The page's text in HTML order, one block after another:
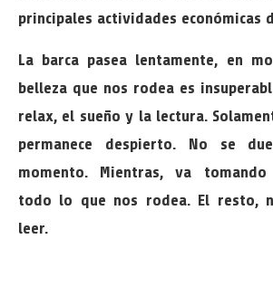
principales actividades económicas
La barca pasea lentamente, en
belleza que nos rodea es
relax, el sueño y la lectura.
permanece despierto. No se
momento. Mientras, va
todo lo que nos rodea. El resto,
leer.